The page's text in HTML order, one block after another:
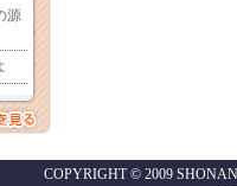
COPYRIGHT © 2009